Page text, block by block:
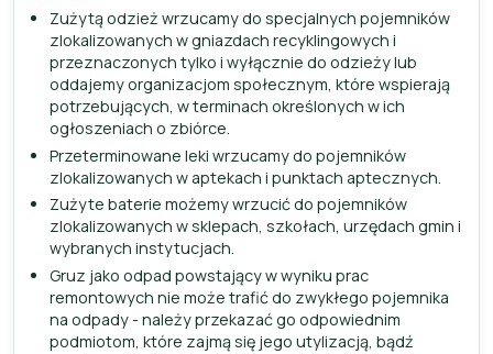
Zużytą odzież wrzucamy do specjalnych pojemników
zlokalizowanych w gniazdach recyklingowych i
przeznaczonych tylko i wyłącznie do odzieży lub
oddajemy organizacjom społecznym, które wspierają
potrzebujących, w terminach określonych w ich
ogłoszeniach o zbiórce.
Przeterminowane leki wrzucamy do pojemników
zlokalizowanych w aptekach i punktach aptecznych.
Zużyte baterie możemy wrzucić do pojemników
zlokalizowanych w sklepach, szkołach, urzędach gmin i
wybranych instytucjach.
Gruz jako odpad powstający w wyniku prac
remontowych nie może trafić do zwykłego pojemnika
na odpady - należy przekazać go odpowiednim
podmiotom, które zajmą się jego utylizacją, bądź